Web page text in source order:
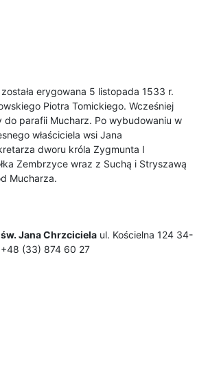
została erygowana 5 listopada 1533 r.
Piotra Tomickiego. Wcześniej
do parafii Mucharz. Po wybudowaniu w
właściciela wsi Jana
dworu króla Zygmunta I
Zembrzyce wraz z Suchą i Stryszawą
Mucharza.
Jana Chrzciciela ul. Kościelna 124 34-
(33) 874 60 27